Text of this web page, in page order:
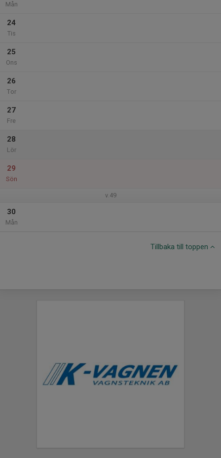
Mån
24
Tis
25
Ons
26
Tor
27
Fre
28
Lör
29
Sön
v.49
30
Mån
Tillbaka till toppen